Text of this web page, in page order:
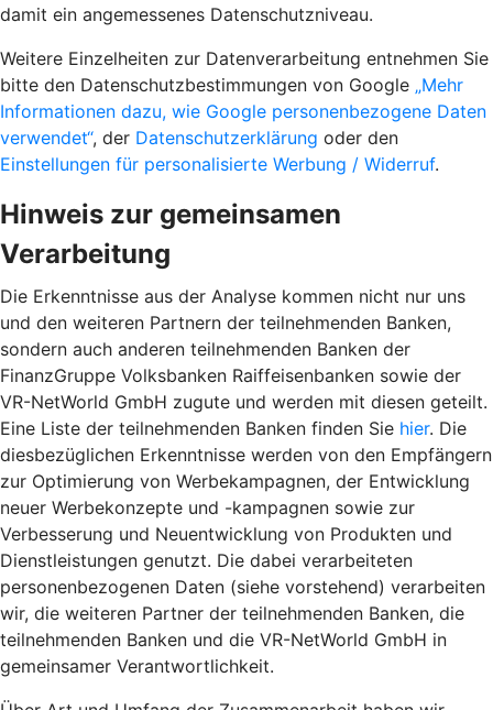
damit ein angemessenes Datenschutzniveau.
Weitere Einzelheiten zur Datenverarbeitung entnehmen Sie
bitte den Datenschutzbestimmungen von Google „Mehr
Informationen dazu, wie Google personenbezogene Daten
verwendet“, der Datenschutzerklärung oder den
Einstellungen für personalisierte Werbung / Widerruf.
Hinweis zur gemeinsamen
Verarbeitung
Die Erkenntnisse aus der Analyse kommen nicht nur uns
und den weiteren Partnern der teilnehmenden Banken,
sondern auch anderen teilnehmenden Banken der
FinanzGruppe Volksbanken Raiffeisenbanken sowie der
VR-NetWorld GmbH zugute und werden mit diesen geteilt.
Eine Liste der teilnehmenden Banken finden Sie hier. Die
diesbezüglichen Erkenntnisse werden von den Empfängern
zur Optimierung von Werbekampagnen, der Entwicklung
neuer Werbekonzepte und -kampagnen sowie zur
Verbesserung und Neuentwicklung von Produkten und
Dienstleistungen genutzt. Die dabei verarbeiteten
personenbezogenen Daten (siehe vorstehend) verarbeiten
wir, die weiteren Partner der teilnehmenden Banken, die
teilnehmenden Banken und die VR-NetWorld GmbH in
gemeinsamer Verantwortlichkeit.